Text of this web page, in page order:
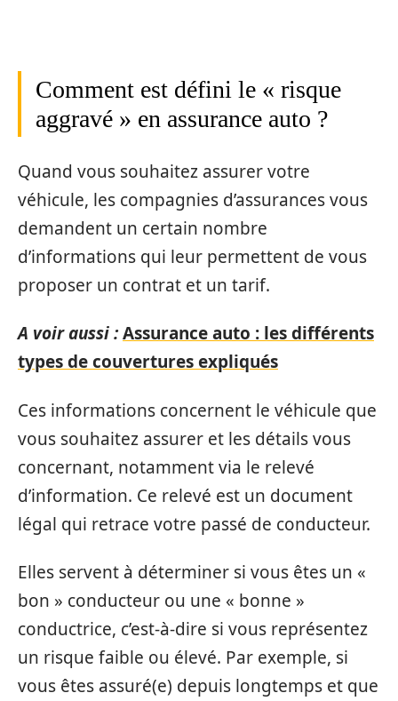
Comment est défini le « risque
aggravé » en assurance auto ?
Quand vous souhaitez assurer votre
véhicule, les compagnies d’assurances vous
demandent un certain nombre
d’informations qui leur permettent de vous
proposer un contrat et un tarif.
A voir aussi :Assurance auto : les différents
types de couvertures expliqués
Ces informations concernent le véhicule que
vous souhaitez assurer et les détails vous
concernant, notamment via le relevé
d’information. Ce relevé est un document
légal qui retrace votre passé de conducteur.
Elles servent à déterminer si vous êtes un «
bon » conducteur ou une « bonne »
conductrice, c’est-à-dire si vous représentez
un risque faible ou élevé. Par exemple, si
vous êtes assuré(e) depuis longtemps et que